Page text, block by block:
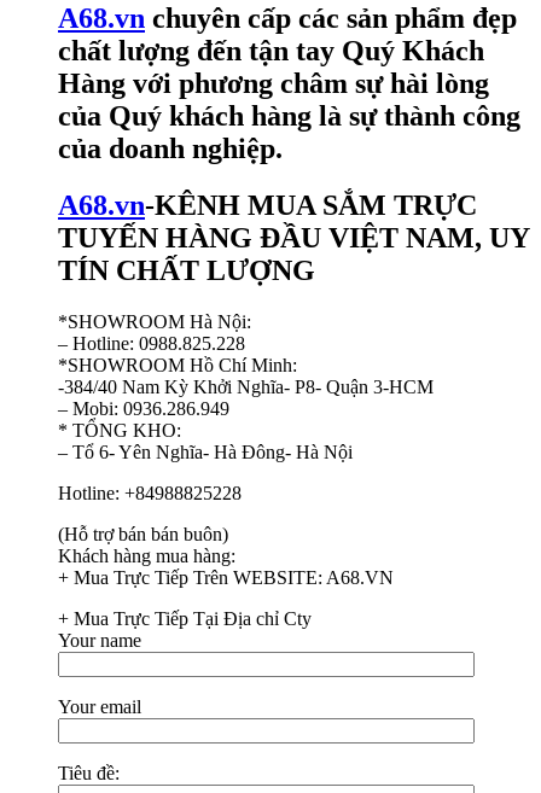
A68.vn chuyên cấp các sản phẩm đẹp
chất lượng đến tận tay Quý Khách
Hàng với phương châm sự hài lòng
của Quý khách hàng là sự thành công
của doanh nghiệp.
A68.vn-KÊNH MUA SẮM TRỰC
TUYẾN HÀNG ĐẦU VIỆT NAM, UY
TÍN CHẤT LƯỢNG
*SHOWROOM Hà Nội:
– Hotline: 0988.825.228
*SHOWROOM Hồ Chí Minh:
-384/40 Nam Kỳ Khởi Nghĩa- P8- Quận 3-HCM
– Mobi: 0936.286.949
* TỔNG KHO:
– Tổ 6- Yên Nghĩa- Hà Đông- Hà Nội
Hotline: +84988825228
(Hỗ trợ bán bán buôn)
Khách hàng mua hàng:
+ Mua Trực Tiếp Trên WEBSITE: A68.VN
+ Mua Trực Tiếp Tại Địa chỉ Cty
Your name
Your email
Tiêu đề: